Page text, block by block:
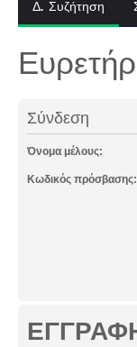
Δ. Συζήτηση
Σύνδεση
Όνομα μέλους:
Κωδικός πρόσβασης: